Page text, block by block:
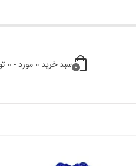
0سبد خرید 0 مورد -0 تومان